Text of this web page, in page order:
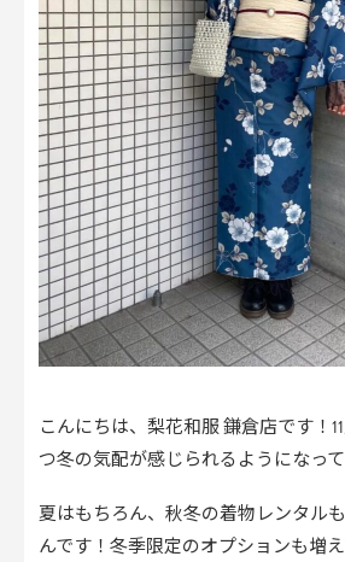
こんにちは、梨花和服 鎌倉店です！
つ冬の気配が感じられるようになっ
夏はもちろん、秋冬の着物レンタル
んです！冬季限定のオプションも増